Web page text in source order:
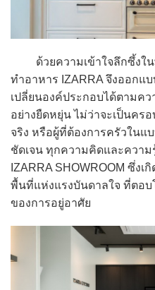
ด้วยความเข้าใจลึกซึ้งใน
ทำอาหาร IZARRA จึงออกแ
เปลี่ยนองค์ประกอบได้ตามค
อย่างยืดหยุ่น ไม่ว่าจะเป็นคร
จริง หรือผู้ที่ต้องการครัวในแ
ชัดเจน ทุกความคิดและควา
IZARRA SHOWROOM ซึ่ง
พื้นที่แห่งแรงบันดาลใจ ที่ตอ
ของการอยู่อาศัย